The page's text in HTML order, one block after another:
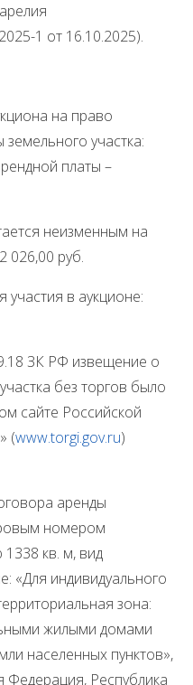
1 от 16.10.2025).
на право
участка:
платы –
неизменным на
026,00 руб.
участия в аукционе:
ЗК РФ извещение о
без торгов было
сайте Российской
(www.torgi.gov.ru)
аренды
номером
кв. м, вид
«Для индивидуального
зона:
жилыми домами
населенных пунктов»,
Федерация, Республика